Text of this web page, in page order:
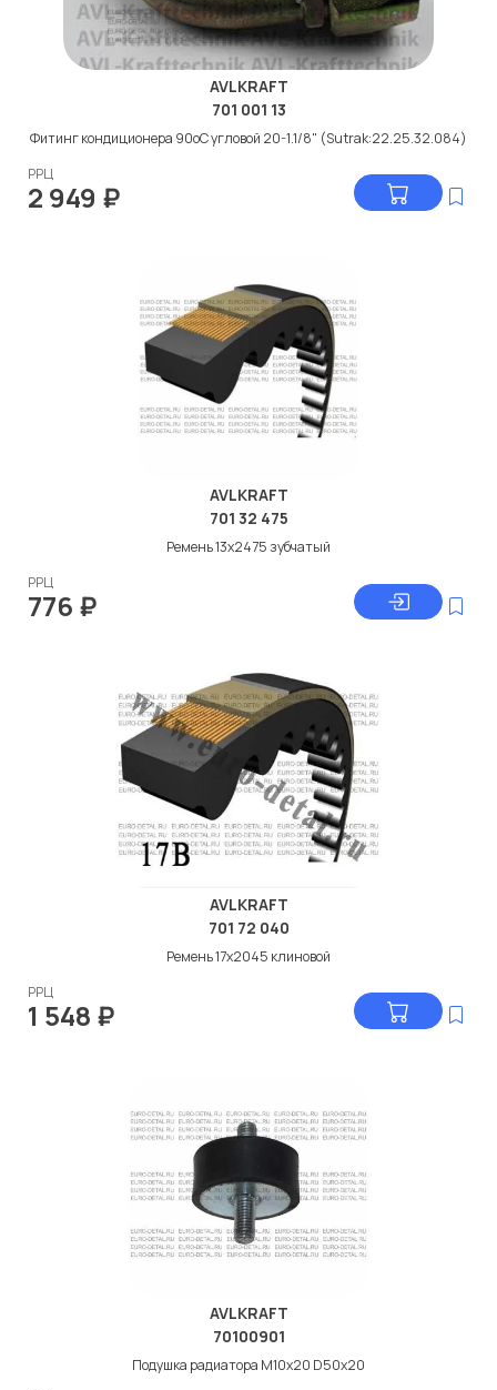
AVLKRAFT
701 001 13
Фитинг кондиционера 90oC угловой 20-1.1/8" (Sutrak:22.25.32.084)
РРЦ
2 949 ₽
AVLKRAFT
701 32 475
Ремень 13x2475 зубчатый
РРЦ
776 ₽
AVLKRAFT
701 72 040
Ремень 17х2045 клиновой
РРЦ
1 548 ₽
AVLKRAFT
70100901
Подушка радиатора M10x20 D50x20